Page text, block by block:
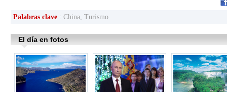
Palabras clave: China, Turismo